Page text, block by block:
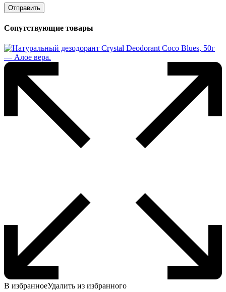
Сопутствующие товары
В избранноеУдалить из избранного